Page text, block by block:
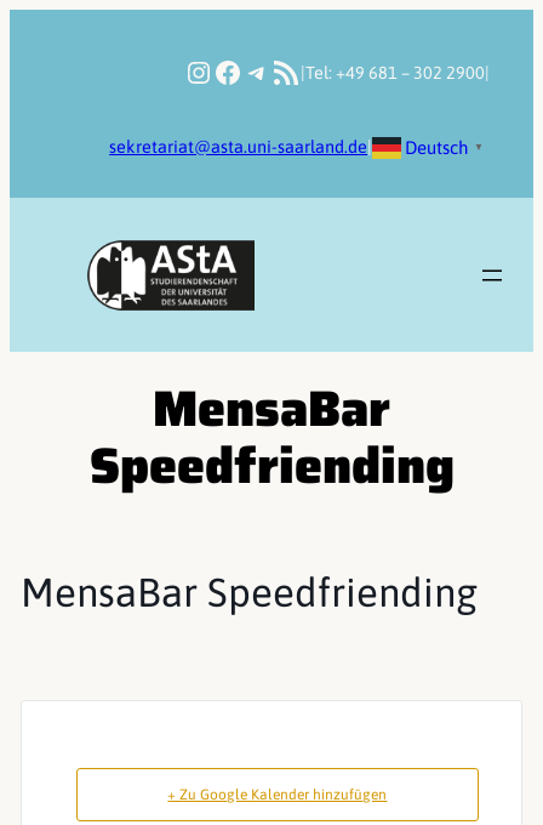
Instagram
Facebook
Telegram
RSS-Feed
|Tel: +49 681 – 302 2900
sekretariat@asta.uni-saarland.de | Deutsch ▼
MensaBar
Speedfriending
MensaBar Speedfriending
+ Zu Google Kalender hinzufügen